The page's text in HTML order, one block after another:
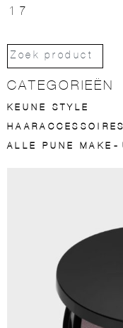
17
CATEGORIEËN
KEUNE STYLE
HAARACCESSOIRES
ALLE PUNE MAKE-